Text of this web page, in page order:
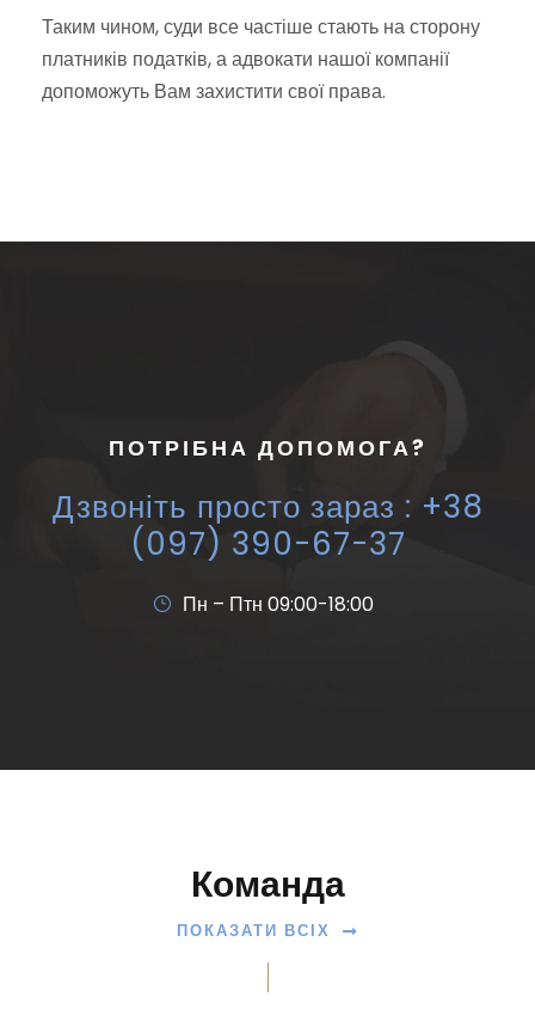
Таким чином, суди все частіше стають на сторону
платників податків, а адвокати нашої компанії
допоможуть Вам захистити свої права.
ПОТРІБНА ДОПОМОГА?
Дзвоніть просто зараз : +38
(097) 390-67-37
Пн – Птн 09:00-18:00
Команда
ПОКАЗАТИ ВСІХ